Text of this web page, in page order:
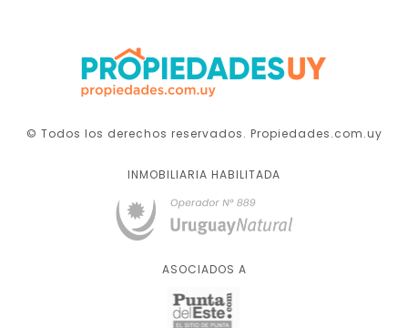
© Todos los derechos reservados. Propiedades.com.uy
INMOBILIARIA HABILITADA
ASOCIADOS A